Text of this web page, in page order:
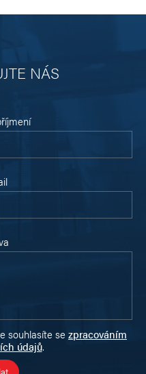
NÁS
souhlasíte se zpracováním
údajů.